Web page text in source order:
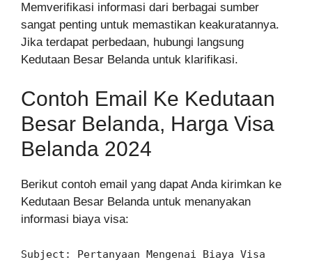
Memverifikasi informasi dari berbagai sumber
sangat penting untuk memastikan keakuratannya.
Jika terdapat perbedaan, hubungi langsung
Kedutaan Besar Belanda untuk klarifikasi.
Contoh Email Ke Kedutaan
Besar Belanda, Harga Visa
Belanda 2024
Berikut contoh email yang dapat Anda kirimkan ke
Kedutaan Besar Belanda untuk menanyakan
informasi biaya visa:
Subject: Pertanyaan Mengenai Biaya Visa